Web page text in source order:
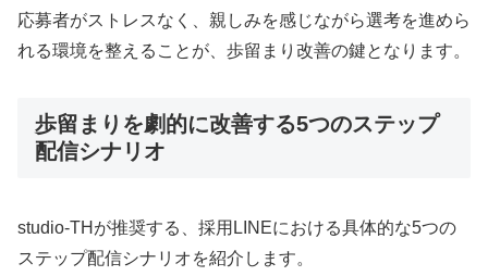
応募者がストレスなく、親しみを感じながら選考を進めら
れる環境を整えることが、歩留まり改善の鍵となります。
歩留まりを劇的に改善する5つのステップ
配信シナリオ
studio-THが推奨する、採用LINEにおける具体的な5つの
ステップ配信シナリオを紹介します。